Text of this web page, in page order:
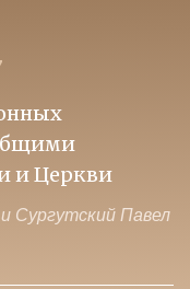
и Церкви
Сургутский Павел